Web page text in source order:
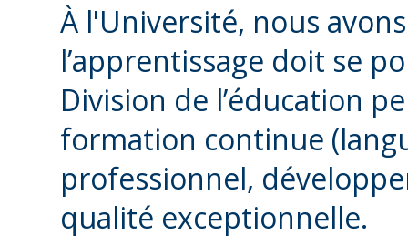
À l'Université, nous
l’apprentissage doit se
Division de l’éducation
formation continue
professionnel,
qualité exceptionnelle.